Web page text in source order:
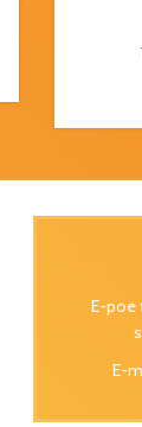
E-poe
E-